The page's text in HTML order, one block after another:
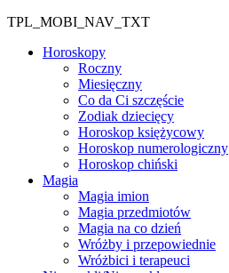
TPL_MOBI_NAV_TXT
Horoskopy
Roczny
Miesięczny
Co da Ci szczęście
Zodiak dziecięcy
Horoskop księżycowy
Horoskop numerologiczny
Horoskop chiński
Magia
Magia imion
Magia przedmiotów
Magia na co dzień
Wróżby i przepowiednie
Wróżbici i terapeuci